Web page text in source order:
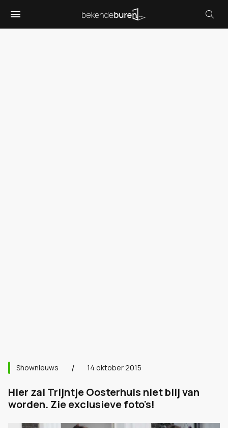
Shownieuws 14 oktober 2015
Hier zal Trijntje Oosterhuis niet blij van
worden. Zie exclusieve foto's!